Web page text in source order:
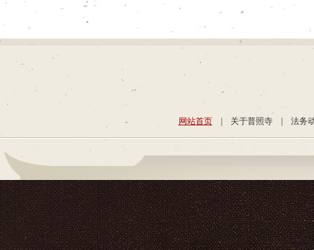
网站首页| 关于普照寺| 法务